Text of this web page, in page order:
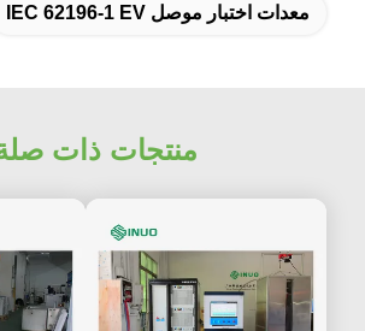
معدات اختبار موصل IEC 62196-1 EV
منتجات ذات صلة